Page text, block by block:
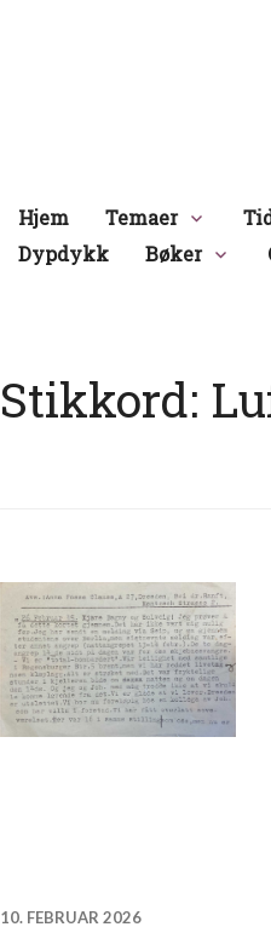
Hjem Temaer
Dypdykk
Bøker
Stikkord:
10. FEBRUAR 2026